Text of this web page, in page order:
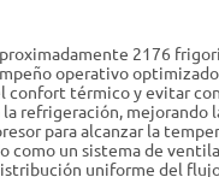
2176
operativo
térmico y evitar
refrigeración, mejorando
para alcanzar la
un sistema de
uniforme del